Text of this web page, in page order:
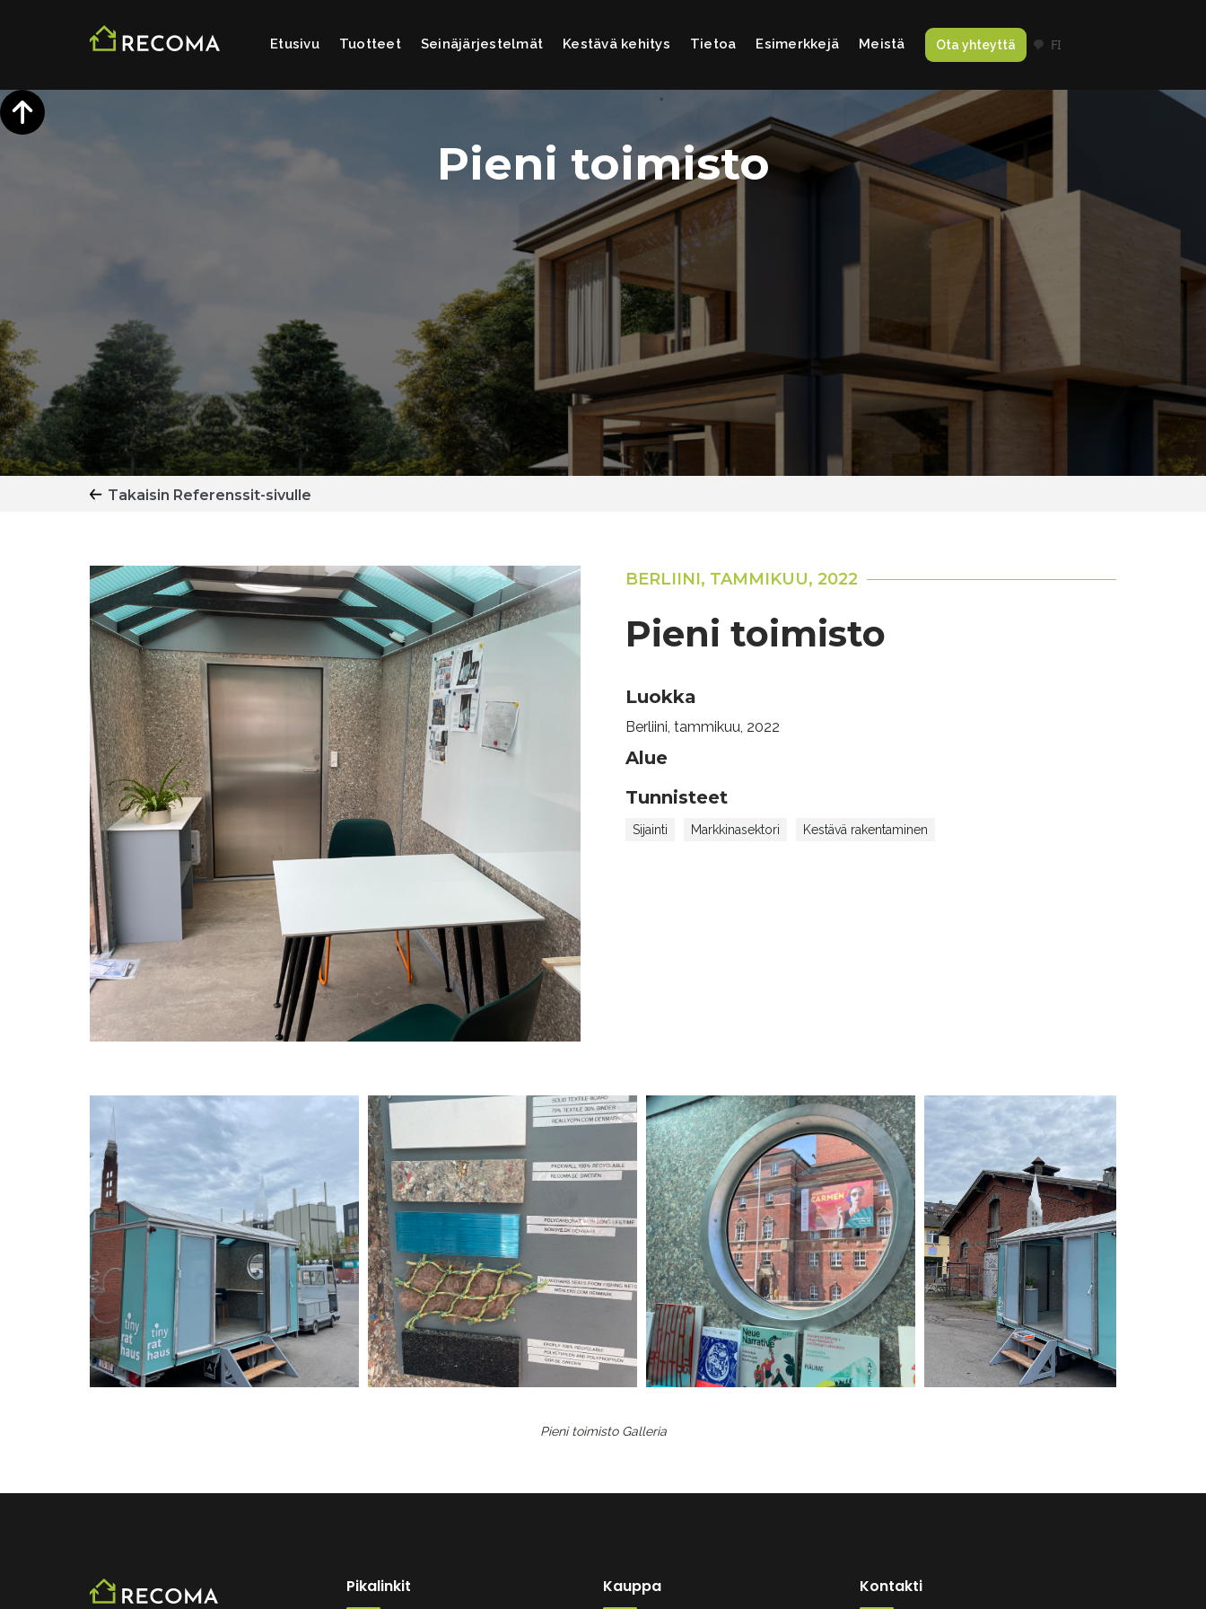
Etusivu Tuotteet Seinäjärjestelmät Kestävä kehitys Tietoa Esimerkkejä Meistä Ota yhteyttä FI
Pieni toimisto
Takaisin Referenssit-sivulle
BERLIINI, TAMMIKUU, 2022
Pieni toimisto
Luokka
Berliini, tammikuu, 2022
Alue
Tunnisteet
Sijainti Markkinasektori Kestävä rakentaminen
Pieni toimistoGalleria
Pikalinkit Kauppa Kontakti